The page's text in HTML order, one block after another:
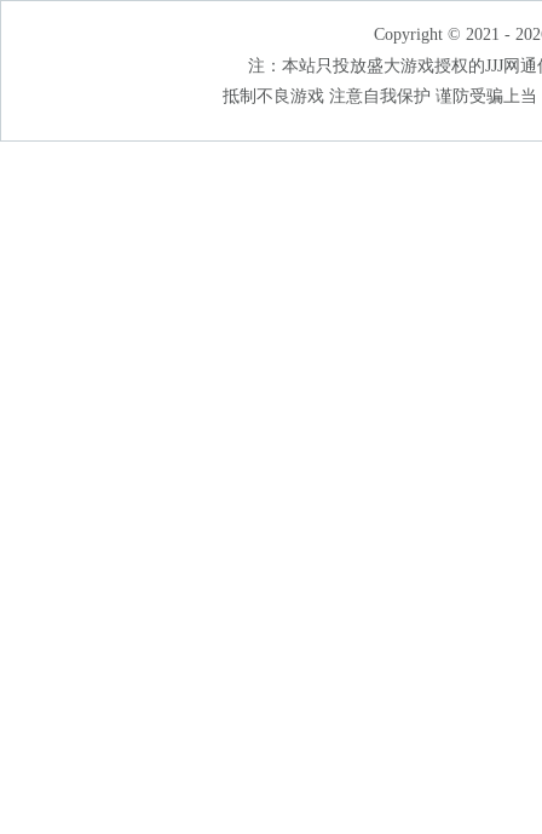
Copyright © 2021 -
注：本站只投放盛大游戏授权的JJJ网
抵制不良游戏 注意自我保护 谨防受骗上